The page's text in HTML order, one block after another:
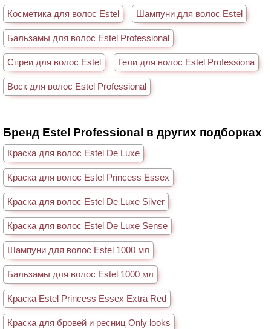
Косметика для волос Estel Шампуни для волос Estel
Бальзамы для волос Estel Professional
Спреи для волос Estel Гели для волос Estel Professiona
Воск для волос Estel Professional
Бренд Estel Professional в других подборках
Краска для волос Estel De Luxe
Краска для волос Estel Princess Essex
Краска для волос Estel De Luxe Silver
Краска для волос Estel De Luxe Sense
Шампуни для волос Estel 1000 мл
Бальзамы для волос Estel 1000 мл
Краска Estel Princess Essex Extra Red
Краска для бровей и ресниц Only looks